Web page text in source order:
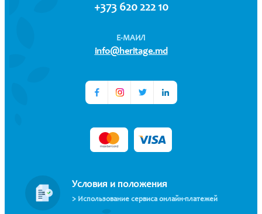
+373 620 222 10
Е-МАИЛ
info@heritage.md
Условия и положения
> Использование сервиса онлайн-платежей